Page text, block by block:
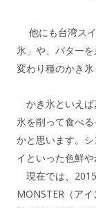
他にも台湾ス
氷」や、バター
変わり種のかき氷
かき氷といえば
氷を削って食べ
かと思います。
イといった色鮮
現在では、
MONSTER（ア